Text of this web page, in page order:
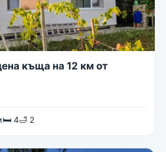
къща на 12 км от
🛏 4🛁 2